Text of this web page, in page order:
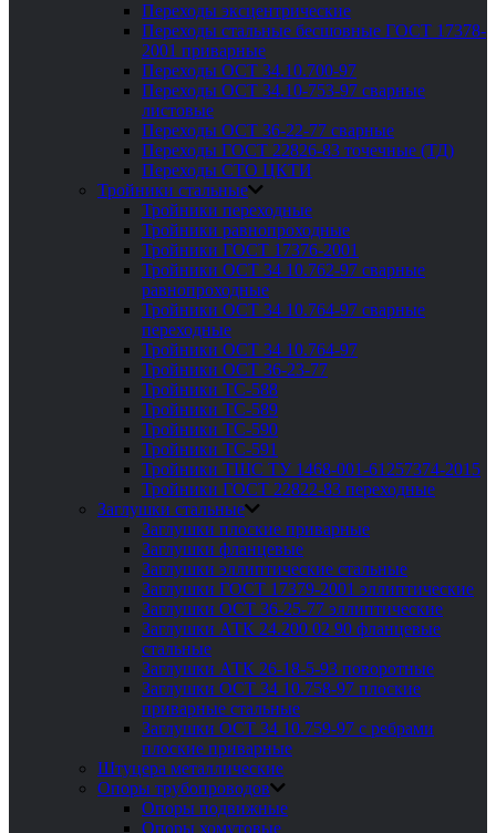
Переходы эксцентрические
Переходы стальные бесшовные ГОСТ 17378-
2001 приварные
Переходы ОСТ 34.10.700-97
Переходы ОСТ 34.10-753-97 сварные
листовые
Переходы ОСТ 36-22-77 сварные
Переходы ГОСТ 22826-83 точечные (ТД)
Переходы СТО ЦКТИ
Тройники стальные
Тройники переходные
Тройники равнопроходные
Тройники ГОСТ 17376-2001
Тройники ОСТ 34 10.762-97 сварные
равнопроходные
Тройники ОСТ 34 10.764-97 сварные
переходные
Тройники ОСТ 34 10.764-97
Тройники ОСТ 36-23-77
Тройники ТС-588
Тройники ТС-589
Тройники ТС-590
Тройники ТС-591
Тройники ТШС ТУ 1468-001-61257374-2015
Тройники ГОСТ 22822-83 переходные
Заглушки стальные
Заглушки плоские приварные
Заглушки фланцевые
Заглушки эллиптические стальные
Заглушки ГОСТ 17379-2001 эллиптические
Заглушки ОСТ 36-25-77 эллиптические
Заглушки АТК 24.200 02 90 фланцевые
стальные
Заглушки АТК 26-18-5-93 поворотные
Заглушки ОСТ 34 10.758-97 плоские
приварные стальные
Заглушки ОСТ 34 10.759-97 с ребрами
плоские приварные
Штуцера металлические
Опоры трубопроводов
Опоры подвижные
Опоры хомутовые